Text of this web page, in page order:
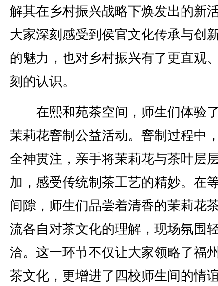
解其在乡村振兴战略下焕发出的新
大家深刻感受到侯官文化传承与创
的魅力，也对乡村振兴有了更直观
刻的认识。
在熙和苑茶空间，师生们体验
茉莉花窨制公益活动。窨制过程中
全神贯注，亲手将茉莉花与茶叶层
加，感受传统制茶工艺的精妙。在
间隙，师生们品尝着清香的茉莉花
流各自对茶文化的理解，现场氛围
洽。这一环节不仅让大家领略了福
茶文化，更增进了四校师生间的情